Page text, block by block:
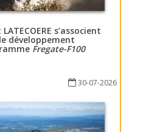
LATECOERE s’associent
développement
Fregate-F100
30-07-2026